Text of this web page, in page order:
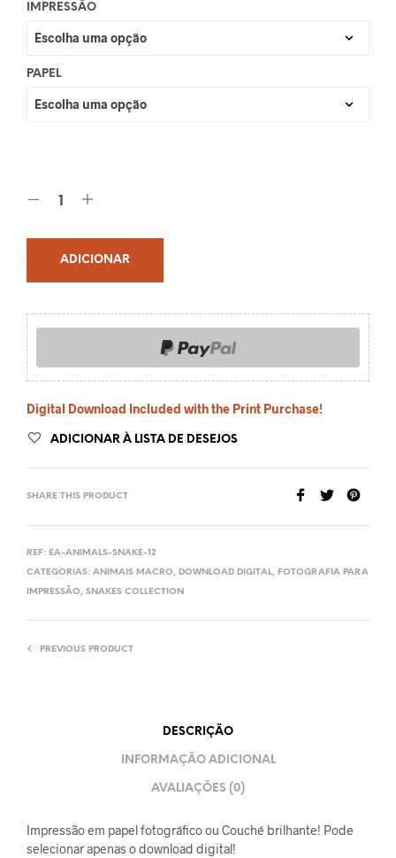
IMPRESSÃO
PAPEL
ADICIONAR
Digital Download Included with the Print Purchase!
ADICIONAR À LISTA DE DESEJOS
SHARE THIS PRODUCT
REF: EA-ANIMALS-SNAKE-12
CATEGORIAS: ANIMAIS MACRO, DOWNLOAD DIGITAL, FOTOGRAFIA PARA
IMPRESSÃO, SNAKES COLLECTION
PREVIOUS PRODUCT
DESCRIÇÃO
INFORMAÇÃO ADICIONAL
AVALIAÇÕES (0)
Impressão em papel fotográfico ou Couché brilhante! Pode
selecionar apenas o download digital!